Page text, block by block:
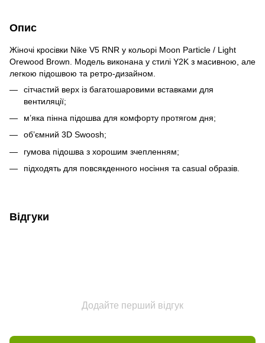
Опис
Жіночі кросівки Nike V5 RNR у кольорі Moon Particle / Light
Orewood Brown. Модель виконана у стилі Y2K з масивною, але
легкою підошвою та ретро-дизайном.
сітчастий верх із багатошаровими вставками для
вентиляції;
м’яка пінна підошва для комфорту протягом дня;
об’ємний 3D Swoosh;
гумова підошва з хорошим зчепленням;
підходять для повсякденного носіння та casual образів.
Відгуки
Додайте перший відгук